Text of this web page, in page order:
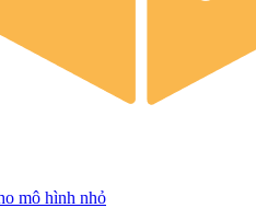
mô hình nhỏ